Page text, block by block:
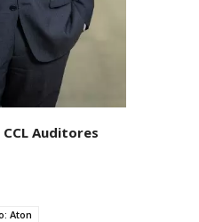
Auditores
Aton